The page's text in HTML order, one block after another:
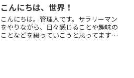
こんにちは、世界！
こんにちは。管理人です。サラリーマン
をやりながら、日々感じることや趣味の
ことなどを綴っていこうと思ってます。